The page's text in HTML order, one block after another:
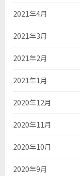
2021年4月
2021年3月
2021年2月
2021年1月
2020年12月
2020年11月
2020年10月
2020年9月